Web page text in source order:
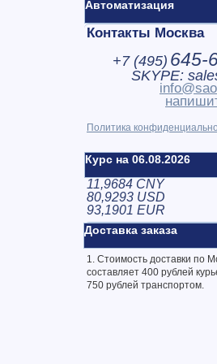
Автоматизация
Контакты Москва
+7 (495) 645-
SKYPE:
Политика
Курс на 06.08.2026
11,9684 CNY
80,9293 USD
93,1901 EUR
Доставка заказа
1. Стоимость доставки по
составляет 400 рублей
750 рублей транспортом.